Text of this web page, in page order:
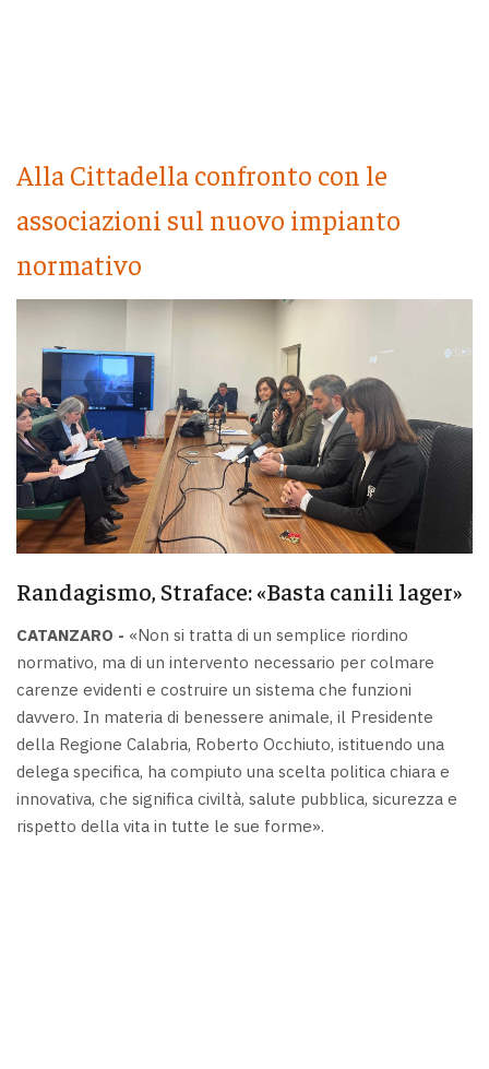
Alla Cittadella confronto con le
associazioni sul nuovo impianto
normativo
Randagismo, Straface: «Basta canili lager»
CATANZARO - «Non si tratta di un semplice riordino
normativo, ma di un intervento necessario per colmare
carenze evidenti e costruire un sistema che funzioni
davvero. In materia di benessere animale, il Presidente
della Regione Calabria, Roberto Occhiuto, istituendo una
delega specifica, ha compiuto una scelta politica chiara e
innovativa, che significa civiltà, salute pubblica, sicurezza e
rispetto della vita in tutte le sue forme».